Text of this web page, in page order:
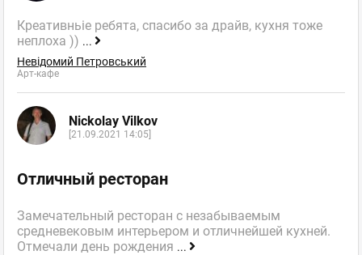
Креативньіе ребята, спасибо за драйв, кухня тоже
неплоха )) ...
Невідомий Петровський
Арт-кафе
Nickolay Vilkov
[21.09.2021 14:05]
Отличный ресторан
Замечательный ресторан с незабываемым
средневековым интерьером и отличнейшей кухней.
Отмечали день рождения ...